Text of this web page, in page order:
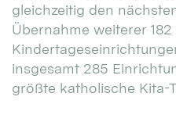
gleichzeitig den
Übernahme weiterer
insgesamt 285
größte katholische Kita-